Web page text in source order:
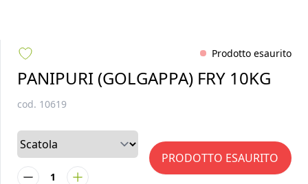
Prodotto esaurito
PANIPURI (GOLGAPPA) FRY 10KG
cod. 10619
1
PRODOTTO ESAURITO